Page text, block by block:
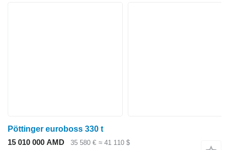
Pöttinger euroboss 330 t
15 010 000 AMD
35 580 € ≈ 41 110 $